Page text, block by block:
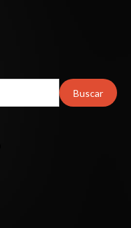
Buscar